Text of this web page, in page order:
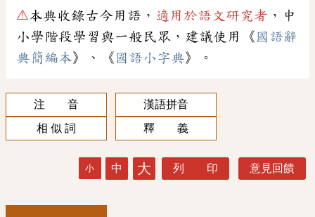
⚠本典收錄古今用語， 適用於語文研究者 ，中
小學階段學習與一般民眾，建議使用《 國語辭
典簡編本》、《 國語小字典》。
注 音
漢語拼音
相 似 詞
釋 義
小 中 大 列 印 意見回饋